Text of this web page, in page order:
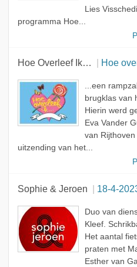
Lies
programma Hoe...
Hoe Overleef Ik… Hoe overleef ik...
...een
brugklas van
Hierin werd
Eva Vander
van
uitzending van het...
Sophie & Jeroen 18-4-
Duo van
Kleef.
Het aantal
praten met
Esther van